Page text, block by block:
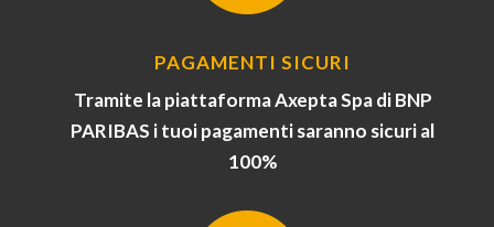
PAGAMENTI SICURI
Tramite la piattaforma Axepta Spa di BNP
PARIBAS i tuoi pagamenti saranno sicuri al
100%